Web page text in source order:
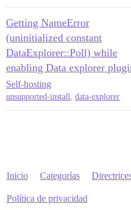
Getting NameError
(uninitialized constant
DataExplorer::Poll) while
enabling Data explorer
Self-hosting
unsupported-install, data-explorer
Inicio Categorías
Política de privacidad